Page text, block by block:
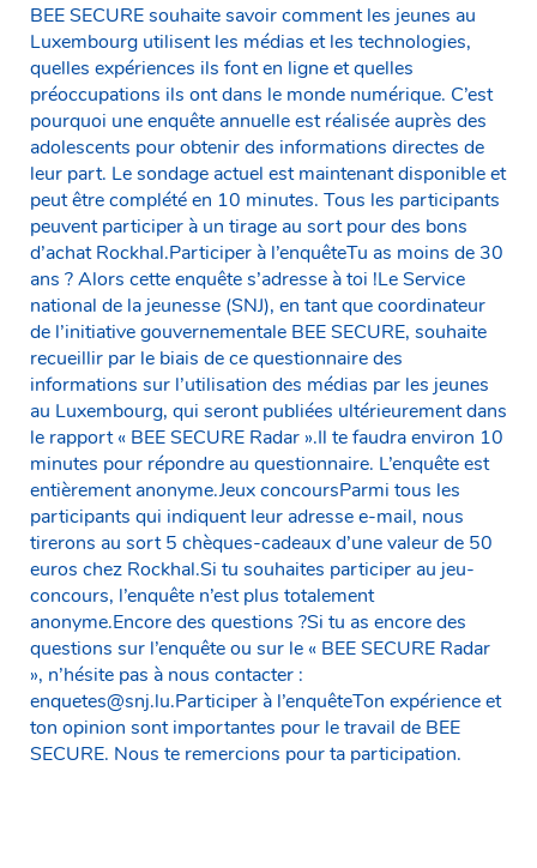
BEE SECURE souhaite savoir comment les jeunes au
Luxembourg utilisent les médias et les technologies,
quelles expériences ils font en ligne et quelles
préoccupations ils ont dans le monde numérique. C’est
pourquoi une enquête annuelle est réalisée auprès des
adolescents pour obtenir des informations directes de
leur part. Le sondage actuel est maintenant disponible et
peut être complété en 10 minutes. Tous les participants
peuvent participer à un tirage au sort pour des bons
d’achat Rockhal.Participer à l’enquêteTu as moins de 30
ans ? Alors cette enquête s’adresse à toi !Le Service
national de la jeunesse (SNJ), en tant que coordinateur
de l’initiative gouvernementale BEE SECURE, souhaite
recueillir par le biais de ce questionnaire des
informations sur l’utilisation des médias par les jeunes
au Luxembourg, qui seront publiées ultérieurement dans
le rapport « BEE SECURE Radar ».Il te faudra environ 10
minutes pour répondre au questionnaire. L’enquête est
entièrement anonyme.Jeux concoursParmi tous les
participants qui indiquent leur adresse e-mail, nous
tirerons au sort 5 chèques-cadeaux d’une valeur de 50
euros chez Rockhal.Si tu souhaites participer au jeu-
concours, l’enquête n’est plus totalement
anonyme.Encore des questions ?Si tu as encore des
questions sur l’enquête ou sur le « BEE SECURE Radar
», n’hésite pas à nous contacter :
enquetes@snj.lu.Participer à l’enquêteTon expérience et
ton opinion sont importantes pour le travail de BEE
SECURE. Nous te remercions pour ta participation.